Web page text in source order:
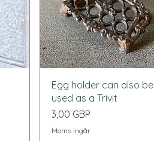
Snabbvisning
Egg holder can also be
used as a Trivit
Pris
3,00 GBP
Moms ingår